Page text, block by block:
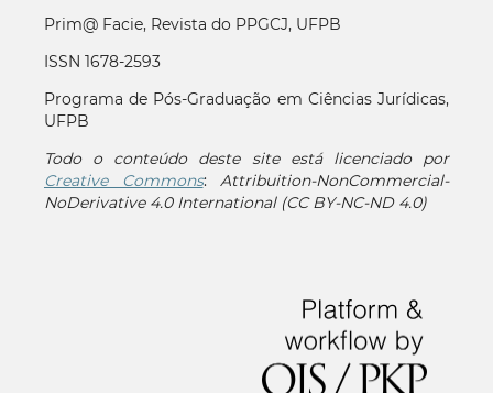
Prim@ Facie, Revista do PPGCJ, UFPB
ISSN 1678-2593
Programa de Pós-Graduação em Ciências Jurídicas,
UFPB
Todo o conteúdo deste site está licenciado por
Creative Commons:Attribuition-NonCommercial-
NoDerivative 4.0 International (CC BY-NC-ND 4.0)